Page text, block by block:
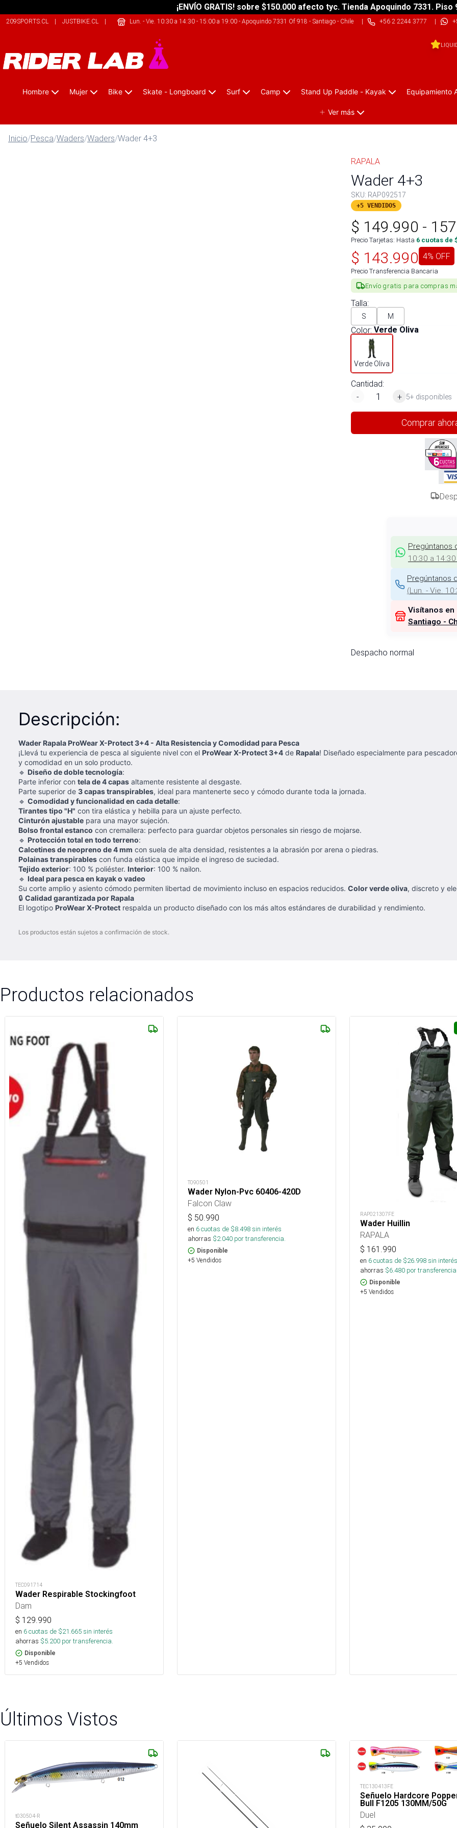
¡ENVÍO GRATIS! sobre $150.000 afecto tyc. Tienda Apoquindo 7331. Piso
209SPORTS.CL | JUSTBIKE.CL | THECLIMB.CL
Lun. - Vie. 10:30 a 14:30 - 15:00 a 19:00- Apoquindo 7331 Of 918 - Santiago - Chile| +56 2 2244 3777 |
Hombre Mujer Bike Skate - Longboard Surf Camp Stand Up Paddle - Kayak Equipamiento
Ver más
Inicio/Pesca/Waders/Waders/Wader 4+3
RAPALA
Wader 4+3
SKU: RAP092517
+5 VENDIDOS
$ 149.990 -
Precio Tarjetas: Hasta 6 cuotas de
$ 143.990 4% OFF
Precio Transferencia Bancaria
Envío gratis para compras
Talla:
S M
Color: Verde Oliva
Verde Oliva
Cantidad:
-
+ 5+ disponibles
Comprar
10:30 a
Pregúntanos
(Lun. - Vie.
Visítanos
Santiago -
Despacho normal
Descripción:
Wader Rapala ProWear X-Protect 3+4 - Alta Resistencia y Comodidad para Pesca
¡Llevá tu experiencia de pesca al siguiente nivel con el ProWear X-Protect 3+4 de Rapala! Diseñado especialmente para
y comodidad en un solo producto.
🔹 Diseño de doble tecnología:
Parte inferior con tela de 4 capas altamente resistente al desgaste.
Parte superior de 3 capas transpirables, ideal para mantenerte seco y cómodo durante toda la jornada.
🔹 Comodidad y funcionalidad en cada detalle:
Tirantes tipo "H" con tira elástica y hebilla para un ajuste perfecto.
Cinturón ajustable para una mayor sujeción.
Bolso frontal estanco con cremallera: perfecto para guardar objetos personales sin riesgo de mojarse.
🔹 Protección total en todo terreno:
Calcetines de neopreno de 4 mm con suela de alta densidad, resistentes a la abrasión por arena o piedras.
Polainas transpirables con funda elástica que impide el ingreso de suciedad.
Tejido exterior: 100 % poliéster. Interior: 100 % nailon.
🔹 Ideal para pesca en kayak o vadeo
Su corte amplio y asiento cómodo permiten libertad de movimiento incluso en espacios reducidos. Color verde oliva, discreto y
🔒 Calidad garantizada por Rapala
El logotipo ProWear X-Protect respalda un producto diseñado con los más altos estándares de durabilidad y rendimiento.
Los productos están sujetos a confirmación de stock.
Productos relacionados
TEC091714
Wader Respirable Stockingfoot
Dam
$ 129.990
en 6cuotas de $21.665sin interés
ahorras $5.200 por transferencia.
Disponible
+5 Vendidos
T090501
Wader Nylon-Pvc 60406-420D
Falcon Claw
$ 50.990
en 6cuotas de $8.498sin interés
ahorras $2.040 por transferencia.
Disponible
+5 Vendidos
RAP021307FE
Wader Huillin
RAPALA
$ 161.990
en 6cuotas de $26.998sin interés
ahorras $6.480 por
Disponible
+5 Vendidos
Últimos Vistos
t030504-R
Señuelo Silent Assassin 140mm
TEC130413FE
Señuelo Hardcore
Bull F1205 130MM/50G
Duel